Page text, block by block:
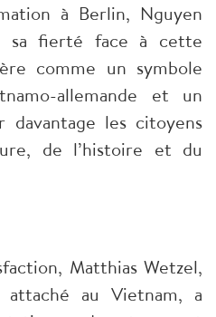
à Berlin, Nguyen
sa fierté face à cette
comme un symbole
allemande et un
davantage les citoyens
de l’histoire et du
Matthias Wetzel,
au Vietnam, a